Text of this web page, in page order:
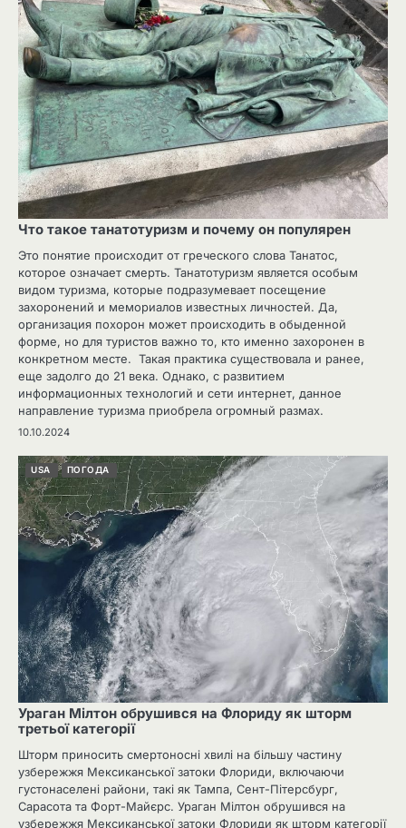
Что такое танатотуризм и почему он популярен
Это понятие происходит от греческого слова Танатос,
которое означает смерть. Танатотуризм является особым
видом туризма, которые подразумевает посещение
захоронений и мемориалов известных личностей. Да,
организация похорон может происходить в обыденной
форме, но для туристов важно то, кто именно захоронен в
конкретном месте. Такая практика существовала и ранее,
еще задолго до 21 века. Однако, с развитием
информационных технологий и сети интернет, данное
направление туризма приобрела огромный размах.
10.10.2024
USA ПОГОДА
Ураган Мілтон обрушився на Флориду як шторм
третьої категорії
Шторм приносить смертоносні хвилі на більшу частину
узбережжя Мексиканської затоки Флориди, включаючи
густонаселені райони, такі як Тампа, Сент-Пітерсбург,
Сарасота та Форт-Майєрс. Ураган Мілтон обрушився на
узбережжя Мексиканської затоки Флориди як шторм категорії